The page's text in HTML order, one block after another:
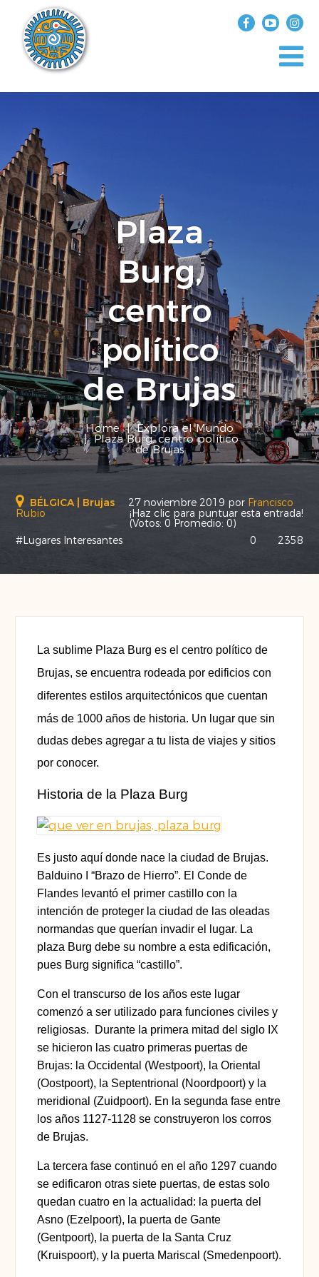
replica rolex air king watches
INICIO
Plaza
Burg,
centro
político
de Brujas
Home |Explora el Mundo
|Plaza Burg, centro político
de Brujas
BÉLGICA| Brujas 27 noviembre 2019 por Francisco
Rubio
¡Haz clic para puntuar esta entrada!
(Votos: 0 Promedio: 0)
#Lugares Interesantes
2358
0
La sublime Plaza Burg es el centro político de
Brujas, se encuentra rodeada por edificios con
diferentes estilos arquitectónicos que cuentan
más de 1000 años de historia. Un lugar que sin
dudas debes agregar a tu lista de viajes y sitios
por conocer.
Historia de la Plaza Burg
Es justo aquí donde nace la ciudad de Brujas.
Balduino I “Brazo de Hierro”. El Conde de
Flandes levantó el primer castillo con la
intención de proteger la ciudad de las oleadas
normandas que querían invadir el lugar. La
plaza Burg debe su nombre a esta edificación,
pues Burg significa “castillo”.
Con el transcurso de los años este lugar
comenzó a ser utilizado para funciones civiles y
religiosas.
Durante la primera mitad del siglo IX
se hicieron las cuatro primeras puertas de
Brujas: la Occidental (Westpoort), la Oriental
(Oostpoort), la Septentrional (Noordpoort) y la
meridional (Zuidpoort). En la segunda fase entre
los años 1127-1128 se construyeron los corros
de Brujas.
La tercera fase continuóen el año 1297 cuando
se edificaron otras siete puertas, de estas solo
quedan cuatro en la actualidad: la puerta del
Asno (Ezelpoort), la puerta de Gante
(Gentpoort), la puerta de la Santa Cruz
(Kruispoort), y la puerta Mariscal (Smedenpoort).